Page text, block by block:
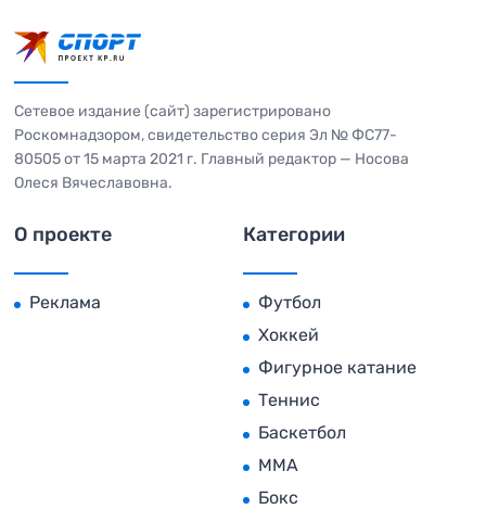
Сетевое издание (сайт) зарегистрировано
Роскомнадзором, свидетельство серия Эл № ФС77-
80505 от 15 марта 2021 г. Главный редактор — Носова
Олеся Вячеславовна.
О проекте
Реклама
Категории
Футбол
Хоккей
Фигурное катание
Теннис
Баскетбол
MMA
Бокс